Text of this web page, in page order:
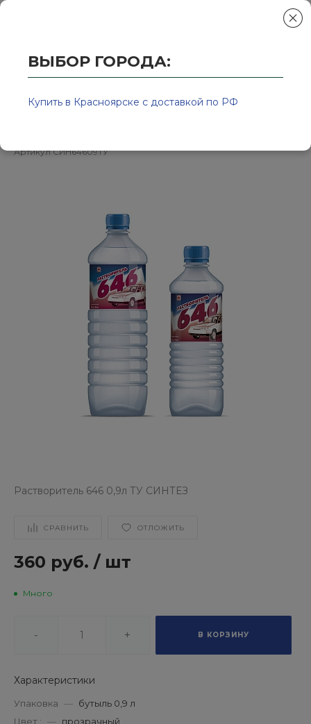
Колор-Авто - магазин лакокрасочной продукции и
Растворитель 646 0,9л ТУ СИНТЕЗ
АртикулСИН64609ТУ
Растворитель 646 0,9л ТУ СИНТЕЗ
СРАВНИТЬ ОТЛОЖИТЬ
360 руб. / шт
Много
- + В КОРЗИНУ
Характеристики
Упаковка — бутыль 0,9 л
Цвет : — прозрачный
ВЫБОР ГОРОДА:
Купить в Красноярске с доставкой по РФ